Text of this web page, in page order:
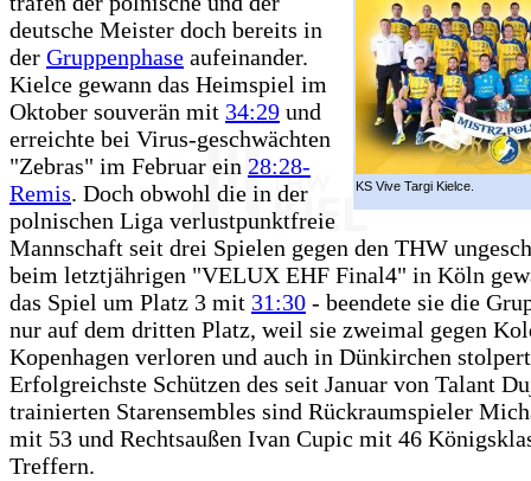
KS Vive Targi Kielce.
deutsche Meister doch bereits in
der Gruppenphase aufeinander.
Kielce gewann das Heimspiel im
Oktober souverän mit 34:29 und
erreichte bei Virus-geschwächten
"Zebras" im Februar ein 28:28-
Remis. Doch obwohl die in der
polnischen Liga verlustpunktfreie
Mannschaft seit drei Spielen gegen den THW
beim letztjährigen "VELUX EHF Final4" in Köln
das Spiel um Platz 3 mit 31:30 - beendete sie die
nur auf dem dritten Platz, weil sie zweimal gegen
Kopenhagen verloren und auch in Dünkirchen
Erfolgreichste Schützen des seit Januar von Talant
trainierten Starensembles sind Rückraumspieler
mit 53 und Rechtsaußen Ivan Cupic mit 46
Treffern.